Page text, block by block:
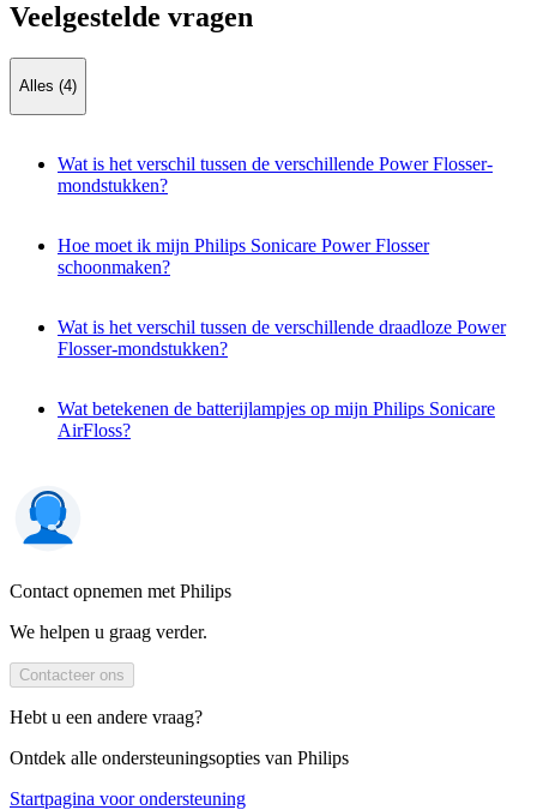
Veelgestelde vragen
Alles (4)
Wat is het verschil tussen de verschillende Power Flosser-
mondstukken?
Hoe moet ik mijn Philips Sonicare Power Flosser
schoonmaken?
Wat is het verschil tussen de verschillende draadloze Power
Flosser-mondstukken?
Wat betekenen de batterijlampjes op mijn Philips Sonicare
AirFloss?
Contact opnemen met Philips
We helpen u graag verder.
Contacteer ons
Hebt u een andere vraag?
Ontdek alle ondersteuningsopties van Philips
Startpagina voor ondersteuning